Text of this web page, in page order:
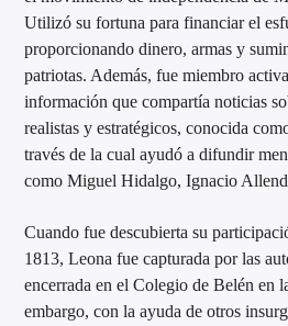
Utilizó su fortuna para financiar el
proporcionando dinero, armas y
patriotas. Además, fue miembro
información que compartía noticias
realistas y estratégicos, conocida
través de la cual ayudó a difundir
como Miguel Hidalgo, Ignacio
Cuando fue descubierta su
1813, Leona fue capturada por las
encerrada en el Colegio de Belén en
embargo, con la ayuda de otros